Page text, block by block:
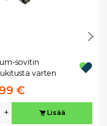
sovitin
varten
€
+ Lisää